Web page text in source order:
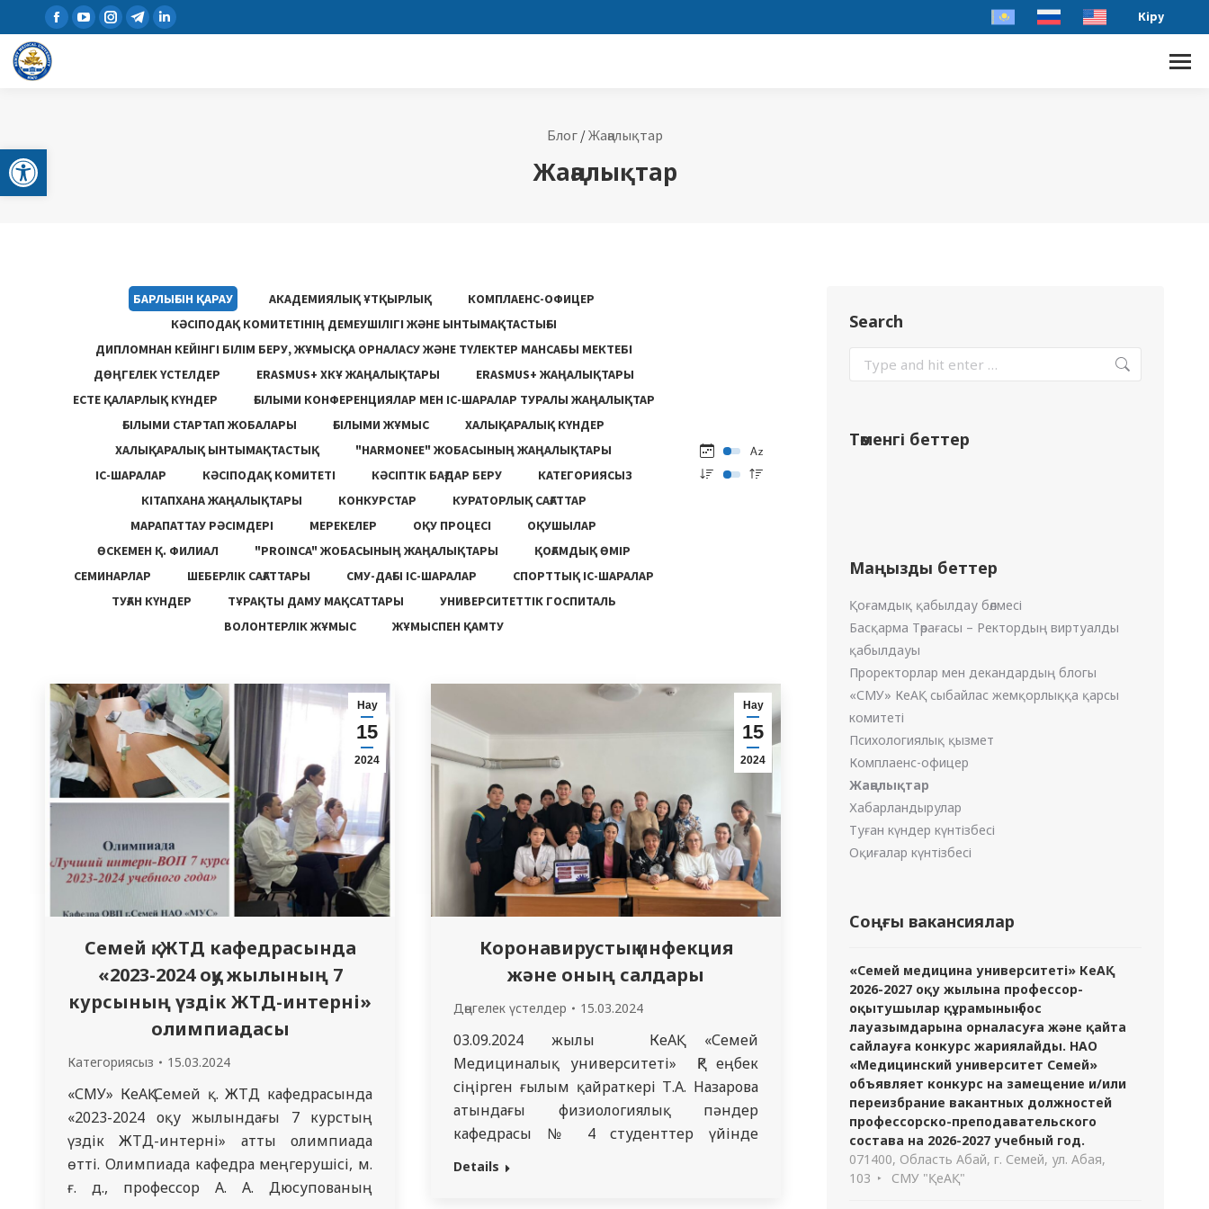
Open toolbar
Кіру
Блог/Жаңалықтар
Жаңалықтар
БАРЛЫҒЫН ҚАРАУ АКАДЕМИЯЛЫҚ ҰТҚЫРЛЫҚ
КОМПЛАЕНС-ОФИЦЕР
КӘСІПОДАҚ КОМИТЕТІНІҢ ДЕМЕУШІЛІГІ ЖӘНЕ ЫНТЫМАҚТАСТЫҒЫ
ДИПЛОМНАН КЕЙІНГІ БІЛІМ БЕРУ, ЖҰМЫСҚА ОРНАЛАСУ ЖƏНЕ ТҮЛЕКТЕР МАНСАБЫ МЕКТЕБІ
ДӨҢГЕЛЕК ҮСТЕЛДЕР
ERASMUS+ ХКҰ ЖАҢАЛЫҚТАРЫ
ERASMUS+ ЖАҢАЛЫҚТАРЫ
ЕСТЕ ҚАЛАРЛЫҚ КҮНДЕР
ҒЫЛЫМИ КОНФЕРЕНЦИЯЛАР МЕН ІС-ШАРАЛАР ТУРАЛЫ ЖАҢАЛЫҚТАР
ҒЫЛЫМИ СТАРТАП ЖОБАЛАРЫ
ҒЫЛЫМИ ЖҰМЫС
ХАЛЫҚАРАЛЫҚ КҮНДЕР
ХАЛЫҚАРАЛЫҚ ЫНТЫМАҚТАСТЫҚ
"HARMONEE" ЖОБАСЫНЫҢ ЖАҢАЛЫҚТАРЫ
ІС-ШАРАЛАР
КӘСІПОДАҚ КОМИТЕТІ КӘСІПТІК БАҒДАР БЕРУ
КАТЕГОРИЯСЫЗ
КІТАПХАНА ЖАҢАЛЫҚТАРЫ
КОНКУРСТАР
КУРАТОРЛЫҚ САҒАТТАР
МАРАПАТТАУ РӘСІМДЕРІ
МЕРЕКЕЛЕР ОҚУ ПРОЦЕСІ
ОҚУШЫЛАР
ӨСКЕМЕН Қ. ФИЛИАЛ
"PROINCA" ЖОБАСЫНЫҢ ЖАҢАЛЫҚТАРЫ
ҚОҒАМДЫҚ ӨМІР
СЕМИНАРЛАР
ШЕБЕРЛІК САҒАТТАРЫ СМУ-ДАҒЫ ІС-ШАРАЛАР
СПОРТТЫҚ ІС-ШАРАЛАР
ТУҒАН КҮНДЕР
ТҰРАҚТЫ ДАМУ МАҚСАТТАРЫ
УНИВЕРСИТЕТТІК ГОСПИТАЛЬ
ВОЛОНТЕРЛІК ЖҰМЫС
ЖҰМЫСПЕН ҚАМТУ
Нау
15
2024
Семей қ. ЖТД кафедрасында
«2023-2024 оқу жылының 7
курсының үздік ЖТД-интерні»
олимпиадасы
Категориясыз 15.03.2024
«СМУ» КеАҚ Семей қ. ЖТД кафедрасында
«2023-2024 оқу жылындағы 7 курстың
үздік ЖТД-интерні» атты олимпиада
өтті. Олимпиада кафедра меңгерушісі, м.
ғ. д., профессор А. А. Дюсупованың
Нау
15
2024
Коронавирустық инфекция
және оның салдары
Дөңгелек үстелдер 15.03.2024
03.09.2024 жылы КеАҚ «Семей
Медициналық университеті» ҚР еңбек
сіңірген ғылым қайраткері Т.А. Назарова
атындағы физиологиялық пәндер
кафедрасы № 4 студенттер үйінде
«Коронавирустық инфекция және оның
Details
Search
Төменгі беттер
Маңызды беттер
Қоғамдық қабылдау бөлмесі
Басқарма Төрағасы – Ректордың виртуалды
қабылдауы
Проректорлар мен декандардың блогы
«СМУ» КеАҚ сыбайлас жемқорлыққа қарсы
комитеті
Психологиялық қызмет
Комплаенс-офицер
Жаңалықтар
Хабарландырулар
Туған күндер күнтізбесі
Оқиғалар күнтізбесі
Соңғы вакансиялар
«Семей медицина университеті» КеАҚ
2026-2027 оқу жылына профессор-
оқытушылар құрамының бос
лауазымдарына орналасуға және қайта
сайлауға конкурс жариялайды. НАО
«Медицинский университет Семей»
объявляет конкурс на замещение и/или
переизбрание вакантных должностей
профессорско-преподавательского
состава на 2026-2027 учебный год.
071400, Область Абай, г. Семей, ул. Абая,
103
СМУ "ҚеАҚ"